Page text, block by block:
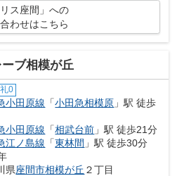
リス座間」への
わせはこちら
ブ相模が丘
礼0
小田原線 「小田急相模原 」駅 徒歩
小田原線 「相武台前 」駅 徒歩21分
江ノ島線 「東林間 」駅 徒歩30分
県座間市相模が丘 ２丁目